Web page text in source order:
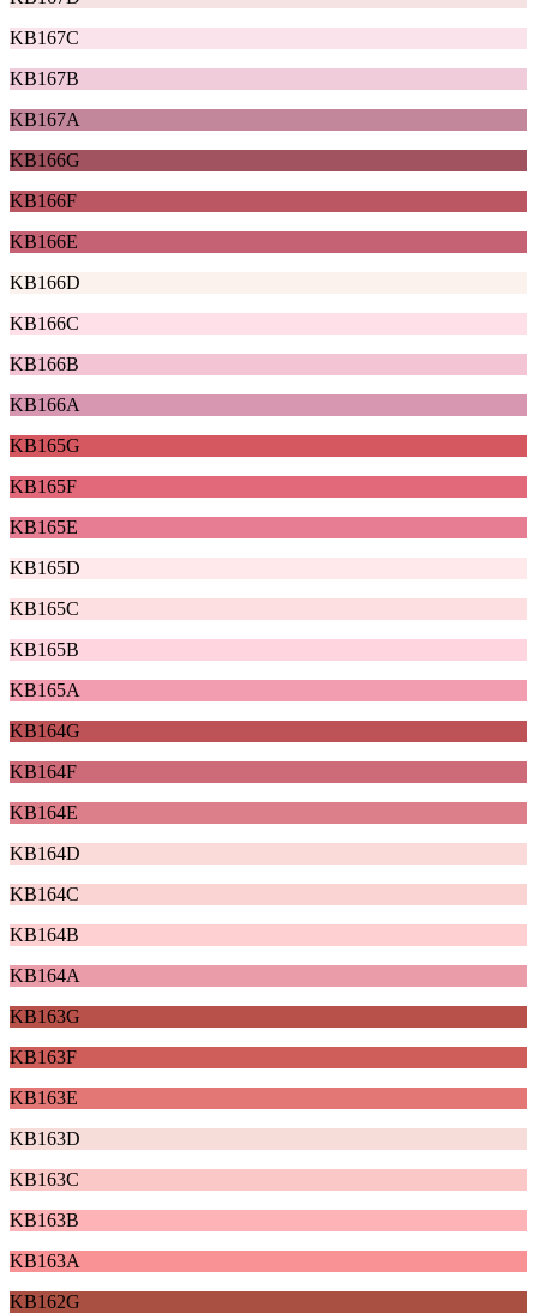
KB167C
KB167B
KB167A
KB166G
KB166F
KB166E
KB166D
KB166C
KB166B
KB166A
KB165G
KB165F
KB165E
KB165D
KB165C
KB165B
KB165A
KB164G
KB164F
KB164E
KB164D
KB164C
KB164B
KB164A
KB163G
KB163F
KB163E
KB163D
KB163C
KB163B
KB163A
KB162G